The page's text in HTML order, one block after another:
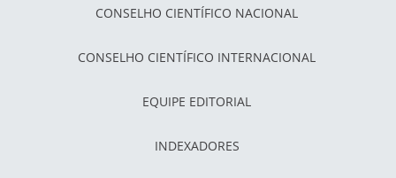
CONSELHO CIENTÍFICO NACIONAL
CONSELHO CIENTÍFICO INTERNACIONAL
EQUIPE EDITORIAL
INDEXADORES